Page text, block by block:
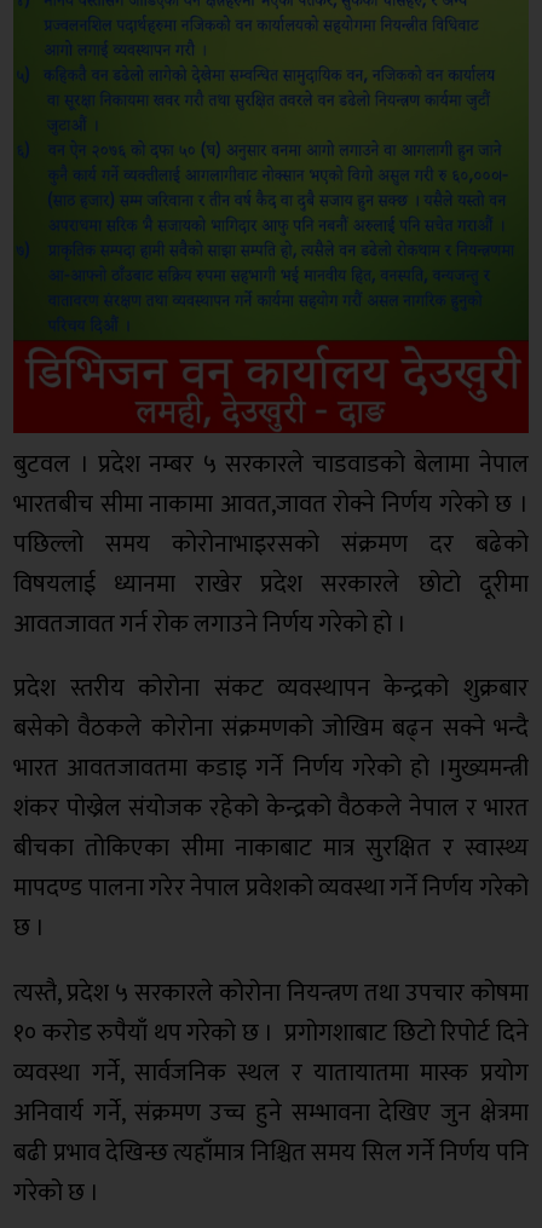
बुटवल । प्रदेश नम्बर ५ सरकारले चाडवाडको बेलामा नेपाल
भारतबीच सीमा नाकामा आवत,जावत रोक्ने निर्णय गरेको छ ।
पछिल्लो समय कोरोनाभाइरसको संक्रमण दर बढेको
विषयलाई ध्यानमा राखेर प्रदेश सरकारले छोटो दूरीमा
आवतजावत गर्न रोक लगाउने निर्णय गरेको हो ।
प्रदेश स्तरीय कोरोना संकट व्यवस्थापन केन्द्रको शुक्रबार
बसेको वैठकले कोरोना संक्रमणको जोखिम बढ्न सक्ने भन्दै
भारत आवतजावतमा कडाइ गर्ने निर्णय गरेको हो ।मुख्यमन्त्री
शंकर पोख्रेल संयोजक रहेको केन्द्रको वैठकले नेपाल र भारत
बीचका तोकिएका सीमा नाकाबाट मात्र सुरक्षित र स्वास्थ्य
मापदण्ड पालना गरेर नेपाल प्रवेशको व्यवस्था गर्ने निर्णय गरेको
छ ।
त्यस्तै, प्रदेश ५ सरकारले कोरोना नियन्त्रण तथा उपचार कोषमा
१० करोड रुपैयाँ थप गरेको छ । प्रगोगशाबाट छिटो रिपोर्ट दिने
व्यवस्था गर्ने, सार्वजनिक स्थल र यातायातमा मास्क प्रयोग
अनिवार्य गर्ने, संक्रमण उच्च हुने सम्भावना देखिए जुन क्षेत्रमा
बढी प्रभाव देखिन्छ त्यहाँमात्र निश्चित समय सिल गर्ने निर्णय पनि
गरेको छ ।